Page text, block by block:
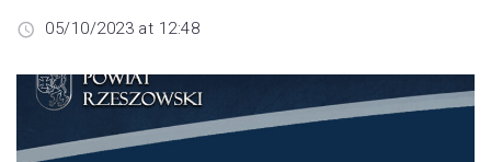
05/10/2023 at 12:48